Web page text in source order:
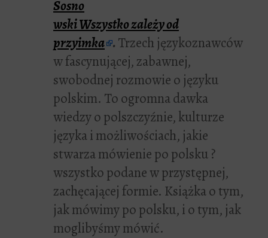
Sosno
wskiWszystko zależy od
przyimka .Trzech językoznawców
w fascynującej, zabawnej,
swobodnej rozmowie o języku
polskim. To ogromna dawka
wiedzy o polszczyźnie, kulturze
języka i możliwościach, jakie
stwarza mówienie po polsku ?
wszystko podane w przystępnej,
zachęcającej formie. Książka o tym,
jak mówimy po polsku, i o tym, jak
moglibyśmy mówić.